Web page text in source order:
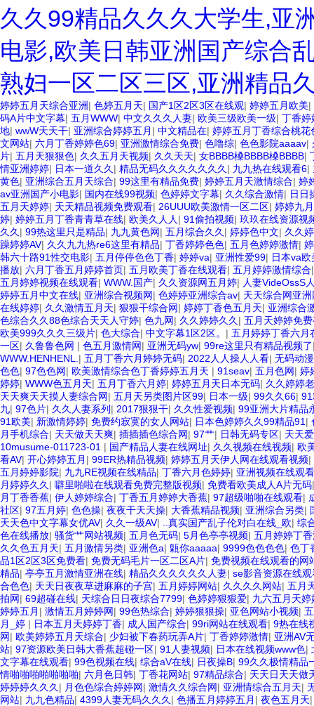
久久99精品久久久大学生,亚
电影,欧美日韩亚洲国产综合
熟妇一区二区三区,亚洲精品
婷婷五月天综合亚洲| 色婷五月天| 国产1区2区3区在线观| 婷婷五月欧美|
码A片中文字幕| 五月WWW| 中文久久久人妻| 欧美三级欧美一级| 丁香婷
地| wwW天天干| 亚洲综合婷婷五月 | 中文精品在| 婷婷五月丁香综合桃花
文网站| 六月丁香婷婷色69| 亚洲激情综合免费| 色噜综| 色色影院aaaav|
片| 五月天狠狠色| 久久五月天视频| 久久天天| 女BBBB槡BBBB槡BBBB|
情亚洲婷婷| 日本一道久久 | 精品无码久久久久久久久 | 九九热在线观看6|
黄色| 亚洲综合五月天综合| 99这里有精品免费| 婷婷五月天激情综合| 婷
av亚洲国产小电影| 国内在线99视频| 色婷婷文字幕| 久久综合激情| 日日
五月天婷婷| 天天精品视频免费观看| 26UUU欧美激情一区二区| 婷婷九
婷| 婷婷五月丁香青青草在线| 欧美久人人 | 91偷拍视频| 玖玖在线资源视
久久 | 99热这里只是精品| 九九黄色网| 五月综合久久 | 婷婷色中文| 久久
躁婷婷AV| 久久九九热re6这里有精品| 丁香婷婷色色| 五月色婷婷激情|
韩六十路91性交电影| 五月停停色色丁香| 婷婷va| 亚洲性爱99| 日本va
播放| 六月丁香五月婷婷首页| 五月欧美丁香在线观看| 五月婷婷激情综合
五月婷婷视频在线观看| WWW.国产| 久久资源网五月婷| 人妻VideOssS
婷婷五月中文在线| 亚洲综合视频网| 色婷婷亚洲综合av| 天天综合网亚
在线婷婷| 久久激情五月天| 狠狠干综合网| 婷婷丁香色五月天| 亚洲综合
色综合久久88色综合天天人守婷| 色九网| 久久婷婷久久 | 五月天婷婷免
欧美999久久久三级片| 色大综合| 中文字幕1区2区。 | 五月婷婷丁香六月
一区| 久鲁鲁色网 | 色五月激情网| 亚洲无码yw| 99re这里只有精品视频了
WWW.HENHENL. | 五月丁香六月婷婷无码| 2022人人操人人看| 无码动
色色| 97色色网| 欧美激情综合色丁香婷婷五月天 | 91seav| 五月色网| 婷
婷婷| WWW色五月天| 五月丁香六月婷| 婷婷五月天日本无码| 久久婷婷老
天天爽天天摸人妻综合网| 五月天另类图片区99| 日本一级| 99久久66|
九| 97色片| 久久人妻系列 | 2017狠狠干| 久久性爱视频| 99亚洲大片精品
91欧美| 新激情婷婷| 免费约寂寞的女人网站| 日本色婷婷久久99精品91 |
月手机综合| 天天做天天爽| 插插插色综合网| 97艹| 日韩无码专区| 天天
10musume-011723-01 | 国产精品人妻在线网址| 久久视频在线视频| 欧
看AV| 开心婷婷五月 | 99ER热精品视频| 婷婷五月天伊人网在线观看视频|
五月婷婷影院| 九九RE视频在线精品| 丁香六月色婷婷| 亚洲视频在线观
月婷婷久久 | 噼里啪啦在线观看免费完整版视频| 免费看欧美成人A片无码
月丁香香蕉| 伊人婷婷综合| 丁香五月婷婷大香蕉| 97超级啪啪在线观看|
社区| 97五月婷| 色色操| 夜夜干天天操| 大香蕉精品视频| 亚洲综合另类|
天天色中文字幕女优AV| 久久一级AV| ..真实国产乱子伦对白在线_欧| 综
色在线播放| 骚货艹网站视频| 五月色无码| 5月色亭亭视频| 五月婷婷丁
久久色五月天| 五月激情另类| 亚洲色a| 甈你aaaaa| 9999色色色色| 色丁
品1区2区3区免费看| 免费无码毛片一区二区A片| 免费视频在线观看的网
精品| 亭亭五月激情亚洲在线| 精品久久久久久久人妻| se影音资源在线观
合色色| 天天日夜夜草进麻麻的子宫| 五月婷婷网站| 久久久久网站| 五月
拍网| 69超碰在线| 天综合日日夜综合7799| 色婷婷狠狠爱| 九六五月天婷
婷婷五月 | 激情五月婷婷网| 99色热综合| 婷婷狠狠操| 亚色网站小视频|
月_婷 | 日本五月天婷婷丁香| 成人国产综合| 99ri网站在线观看| 9热在线
网| 欧美婷婷五月天综合| 少妇被下春药玩弄A片| 丁香婷婷激情| 亚洲AV
站| 97资源欧美日韩大香蕉超碰一区| 91人妻视频| 日本在线视频www色|
文字幕在线观看| 99色视频在线| 综合aV在线| 日夜操B| 99久久极情精品
情啪啪啪啪啪啪啪| 六月色日韩| 丁香花网站| 97精品综合| 天天日天天做
婷婷婷久久久 | 月色色综合婷婷网| 激情久久综合网| 亚洲情综合五月天|
网站| 九九色精品| 4399人妻无码久久久 | 色播五月婷婷五月 | 夜色五月天